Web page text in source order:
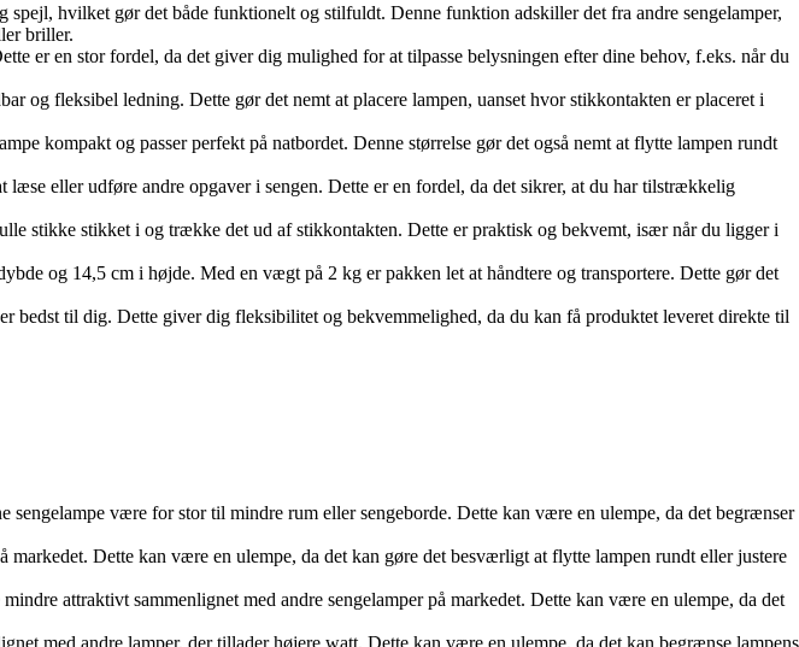
spejl, hvilket gør det både funktionelt og stilfuldt. Denne funktion adskiller det fra andre sengelamper,
briller.
er en stor fordel, da det giver dig mulighed for at tilpasse belysningen efter dine behov, f.eks. når du
og fleksibel ledning. Dette gør det nemt at placere lampen, uanset hvor stikkontakten er placeret i
kompakt og passer perfekt på natbordet. Denne størrelse gør det også nemt at flytte lampen rundt
eller udføre andre opgaver i sengen. Dette er en fordel, da det sikrer, at du har tilstrækkelig
stikke stikket i og trække det ud af stikkontakten. Dette er praktisk og bekvemt, især når du ligger i
og 14,5 cm i højde. Med en vægt på 2 kg er pakken let at håndtere og transportere. Dette gør det
bedst til dig. Dette giver dig fleksibilitet og bekvemmelighed, da du kan få produktet leveret direkte til
være for stor til mindre rum eller sengeborde. Dette kan være en ulempe, da det begrænser
Dette kan være en ulempe, da det kan gøre det besværligt at flytte lampen rundt eller justere
attraktivt sammenlignet med andre sengelamper på markedet. Dette kan være en ulempe, da det
med andre lamper, der tillader højere watt. Dette kan være en ulempe, da det kan begrænse lampens